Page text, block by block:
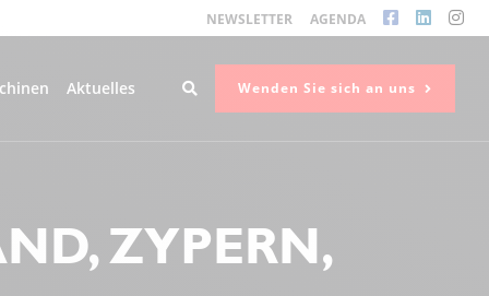
NEWSLETTER AGENDA
Aktuelles Wenden Sie sich an uns
ZYPERN,